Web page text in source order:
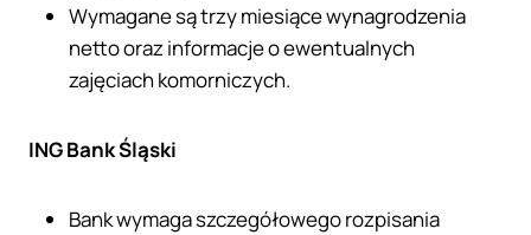
Wymagane są trzy miesiące wynagrodzenia
netto oraz informacje o ewentualnych
zajęciach komorniczych.
ING Bank Śląski
Bank wymaga szczegółowego rozpisania